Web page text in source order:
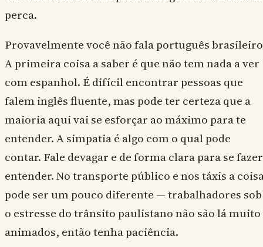
perca.
Provavelmente você não fala português
A primeira coisa a saber é que não tem nada a ver
com espanhol. É difícil encontrar pessoas que
falem inglês fluente, mas pode ter certeza que a
maioria aqui vai se esforçar ao máximo para te
entender. A simpatia é algo com o qual pode
contar. Fale devagar e de forma clara para se fazer
entender. No transporte público e nos táxis a
pode ser um pouco diferente — trabalhadores sob
o estresse do trânsito paulistano não são lá muito
animados, então tenha paciência.